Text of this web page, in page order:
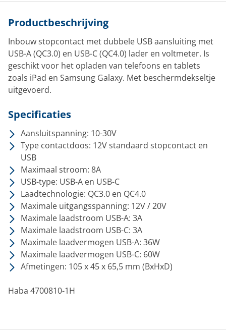
Productbeschrijving
Inbouw stopcontact met dubbele USB aansluiting met
USB-A (QC3.0) en USB-C (QC4.0) lader en voltmeter. Is
geschikt voor het opladen van telefoons en tablets
zoals iPad en Samsung Galaxy. Met beschermdekseltje
uitgevoerd.
Specificaties
Aansluitspanning: 10-30V
Type contactdoos: 12V standaard stopcontact en
USB
Maximaal stroom: 8A
USB-type: USB-A en USB-C
Laadtechnologie: QC3.0 en QC4.0
Maximale uitgangsspanning: 12V / 20V
Maximale laadstroom USB-A: 3A
Maximale laadstroom USB-C: 3A
Maximale laadvermogen USB-A: 36W
Maximale laadvermogen USB-C: 60W
Afmetingen: 105 x 45 x 65,5 mm (BxHxD)
Haba 4700810-1H